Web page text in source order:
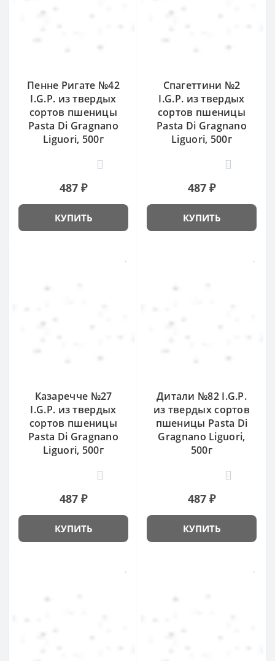
Пенне Ригате №42
I.G.P. из твердых
сортов пшеницы
Pasta Di Gragnano
Liguori, 500г
487 ₽
КУПИТЬ
Спагеттини №2
I.G.P. из твердых
сортов пшеницы
Pasta Di Gragnano
Liguori, 500г
487 ₽
КУПИТЬ
Казаречче №27
I.G.P. из твердых
сортов пшеницы
Pasta Di Gragnano
Liguori, 500г
487 ₽
КУПИТЬ
Дитали №82 I.G.P.
из твердых сортов
пшеницы Pasta Di
Gragnano Liguori,
500г
487 ₽
КУПИТЬ